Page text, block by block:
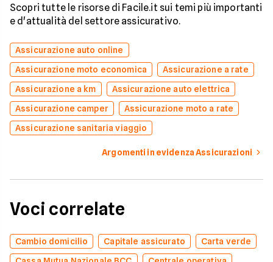
Scopri tutte le risorse di Facile.it sui temi più importanti
e d'attualità del settore assicurativo.
Assicurazione auto online
Assicurazione moto economica
Assicurazione a rate
Assicurazione a km
Assicurazione auto elettrica
Assicurazione camper
Assicurazione moto a rate
Assicurazione sanitaria viaggio
Argomenti in evidenza Assicurazioni
Voci correlate
Cambio domicilio Capitale assicurato
Carta verde